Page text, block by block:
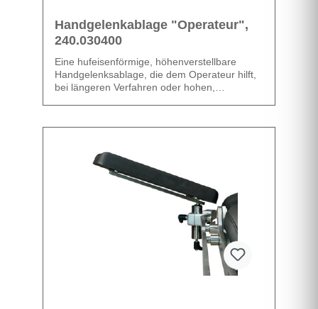
Handgelenkablage "Operateur",
240.030400
Eine hufeisenförmige, höhenverstellbare
Handgelenksablage, die dem Operateur hilft,
bei längeren Verfahren oder hohen,